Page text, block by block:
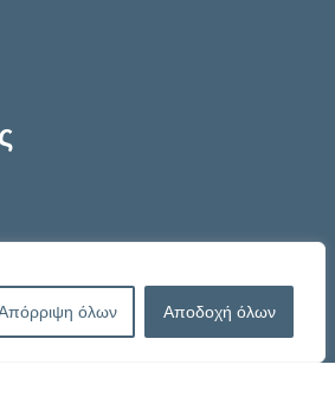
όλων Αποδοχή όλων
G.D.P.R.